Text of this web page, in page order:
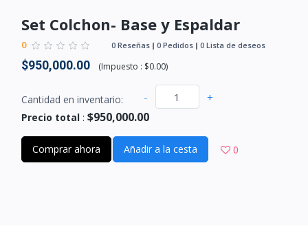
Set Colchon- Base y Espaldar
0 0 Reseñas 0 Pedidos 0 Lista de deseos
$950,000.00 (Impuesto : $0.00)
Cantidad en inventario: - +
Precio total : $950,000.00
Comprar ahora Añadir a la cesta 0